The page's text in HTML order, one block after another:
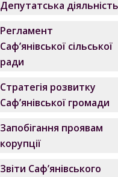
Депутатська діяльність
Регламент
Саф’янівської сільської
ради
Стратегія розвитку
Саф’янівської громади
Запобігання проявам
корупції
Звіти Саф’янівського